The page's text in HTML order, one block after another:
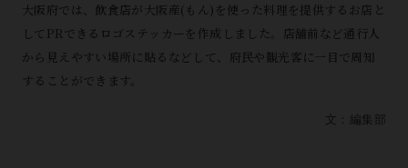
大阪府では、飲食店が大阪産(もん)を使った料理を提供するお店と
してPRできるロゴステッカーを作成しました。店舗前など通行人
から見えやすい場所に貼るなどして、府民や観光客に一目で周知
することができます。
文：編集部